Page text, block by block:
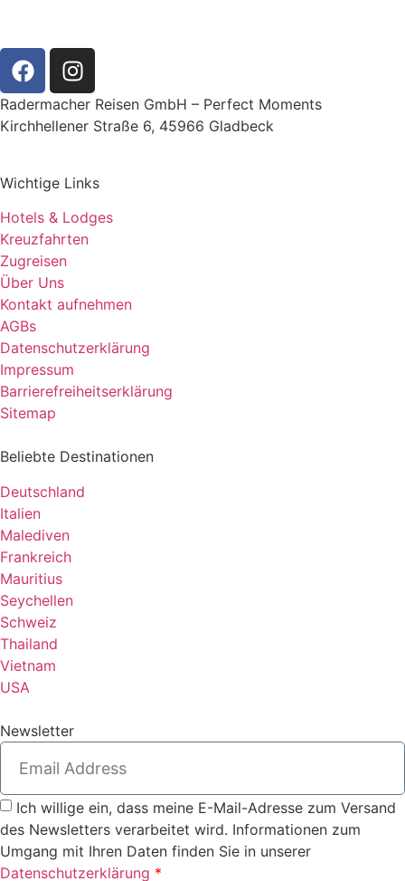
Radermacher Reisen GmbH – Perfect Moments
Kirchhellener Straße 6, 45966 Gladbeck
Wichtige Links
Hotels & Lodges
Kreuzfahrten
Zugreisen
Über Uns
Kontakt aufnehmen
AGBs
Datenschutzerklärung
Impressum
Barrierefreiheitserklärung
Sitemap
Beliebte Destinationen
Deutschland
Italien
Malediven
Frankreich
Mauritius
Seychellen
Schweiz
Thailand
Vietnam
USA
Newsletter
Ich willige ein, dass meine E-Mail-Adresse zum Versand
des Newsletters verarbeitet wird. Informationen zum
Umgang mit Ihren Daten finden Sie in unserer
Datenschutzerklärung *